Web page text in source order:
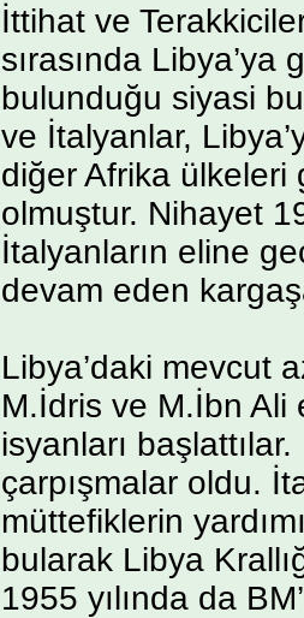
İttihat ve
sırasında
bulunduğu siyasi
ve İtalyanlar,
diğer Afrika ülkeleri
olmuştur. Nihayet
İtalyanların eline
devam eden
Libya’daki mevcut
M.İdris ve M.İbn Ali
isyanları
çarpışmalar oldu.
müttefiklerin
bularak Libya
1955 yılında da